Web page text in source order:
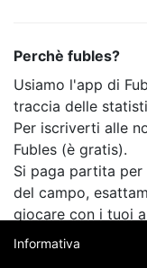
Perchè fubles?
Usiamo l'app di
traccia delle
Per iscriverti alle
Fubles (è gratis).
Si paga partita
del campo,
giocare con i tuoi
Informativa